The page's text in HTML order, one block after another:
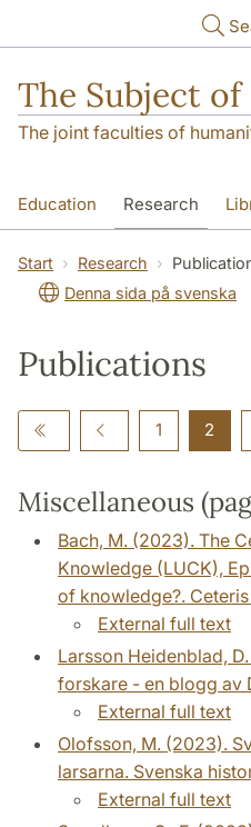
The Subject
The joint faculties of
Education Research
About us Accessibility
Start Research
Denna sida på svenska
Publications
1 2
Miscellaneous
Bach, M. (2023). The
Knowledge (LUCK),
of knowledge?.
External full text
Larsson Heidenblad,
forskare - en blogg av
External full text
Olofsson, M. (2023).
larsarna. Svenska
External full text